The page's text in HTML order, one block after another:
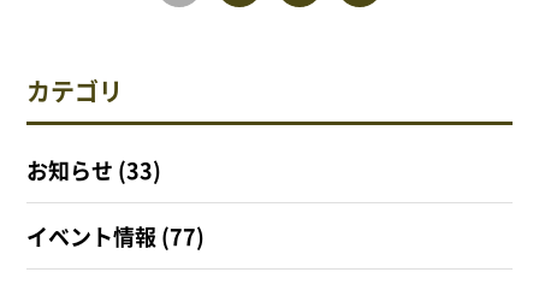
カテゴリ
お知らせ (33)
イベント情報 (77)